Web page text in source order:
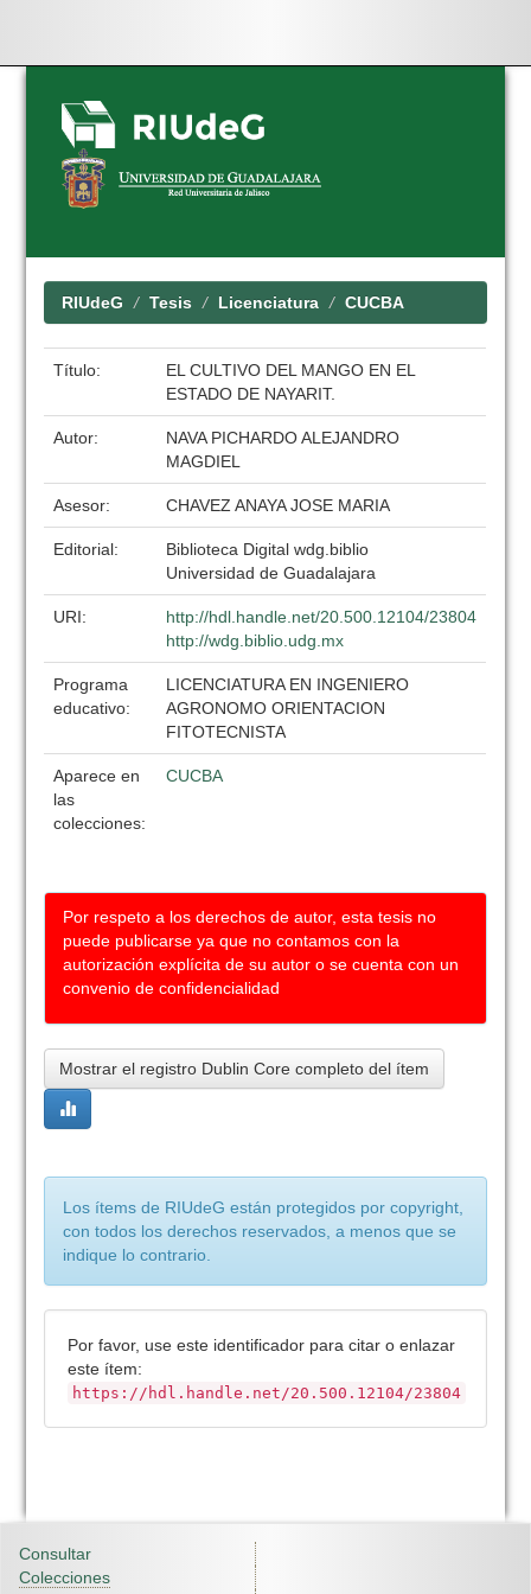
Skip
navigation
RIUdeG Tesis Licenciatura CUCBA
Título:
EL CULTIVO DEL MANGO EN EL
ESTADO DE NAYARIT.
Autor:
NAVA PICHARDO ALEJANDRO
MAGDIEL
Asesor: CHAVEZ ANAYA JOSE MARIA
Editorial:
Biblioteca Digital wdg.biblio
Universidad de Guadalajara
URI:
http://hdl.handle.net/20.500.12104/23804
http://wdg.biblio.udg.mx
Programa
educativo:
LICENCIATURA EN INGENIERO
AGRONOMO ORIENTACION
FITOTECNISTA
Aparece en
las
colecciones:
CUCBA
Por respeto a los derechos de autor, esta tesis no
puede publicarse ya que no contamos con la
autorización explícita de su autor o se cuenta con un
convenio de confidencialidad
Mostrar el registro Dublin Core completo del ítem
Los ítems de RIUdeG están protegidos por copyright,
con todos los derechos reservados, a menos que se
indique lo contrario.
Por favor, use este identificador para citar o enlazar
este ítem:
https://hdl.handle.net/20.500.12104/23804
Consultar
Colecciones